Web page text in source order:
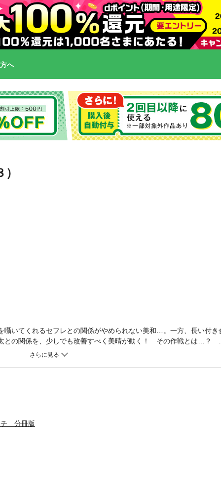
へ
囁いてくれるセフレとの関係がやめられない美和…。一方、長い付き
との関係を、少しでも改善すべく美晴が動く！ その作戦とは…？ 婚
れた、共感度満点な婚活奮闘記！
チ 分冊版